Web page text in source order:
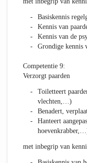
Basiskennis
Kennis van
Kennis van de
Grondige kennis
Competentie 9:
Verzorgt paarden
Toiletteert
vlechten,…)
Benadert,
Hanteert
met inbegrip van